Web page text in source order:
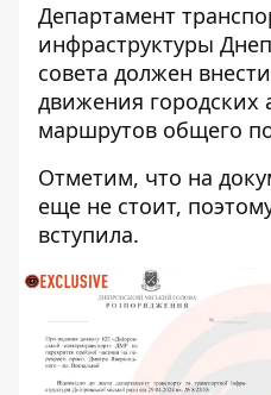
Департамент
инфраструктуры
совета должен
движения городских
маршрутов общего
Отметим, что на
еще не стоит,
вступила.